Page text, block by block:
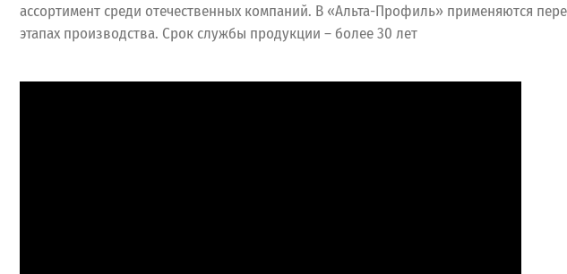
ассортимент среди отечественных компаний. В «Альта-Профиль» применяются
этапах производства. Срок службы продукции – более 30 лет